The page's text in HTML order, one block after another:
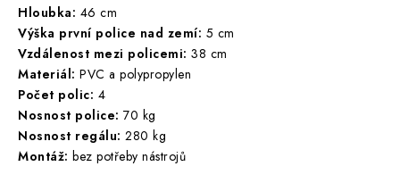
Hloubka: 46 cm
Výška první police nad zemí: 5 cm
Vzdálenost mezi policemi: 38 cm
Materiál: PVC a polypropylen
Počet polic: 4
Nosnost police: 70 kg
Nosnost regálu: 280 kg
Montáž: bez potřeby nástrojů